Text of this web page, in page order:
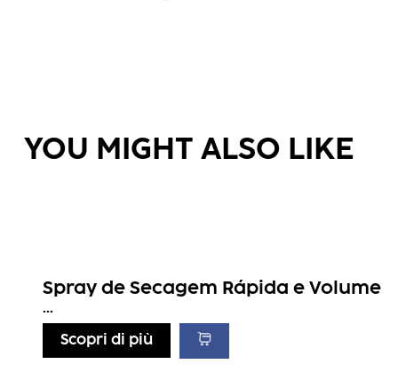
YOU MIGHT ALSO LIKE
Spray de Secagem Rápida e Volume
...
Scopri di più